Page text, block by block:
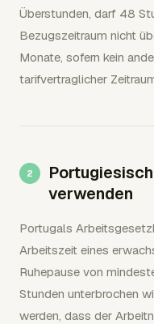
Überstunden, darf 48
Bezugszeitraum nicht
Monate, sofern kein
tarifvertraglicher
verwenden
Portugals
Arbeitszeit eines
Ruhepause von
Stunden unterbrochen
werden, dass der